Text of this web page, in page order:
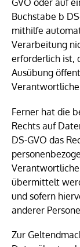
GVO oder auf
Buchstabe b
mithilfe
Verarbeitung
erforderlich ist,
Ausübung
Ferner hat die
Rechts auf
DS-GVO das
übermittelt
und sofern
anderer
Zur